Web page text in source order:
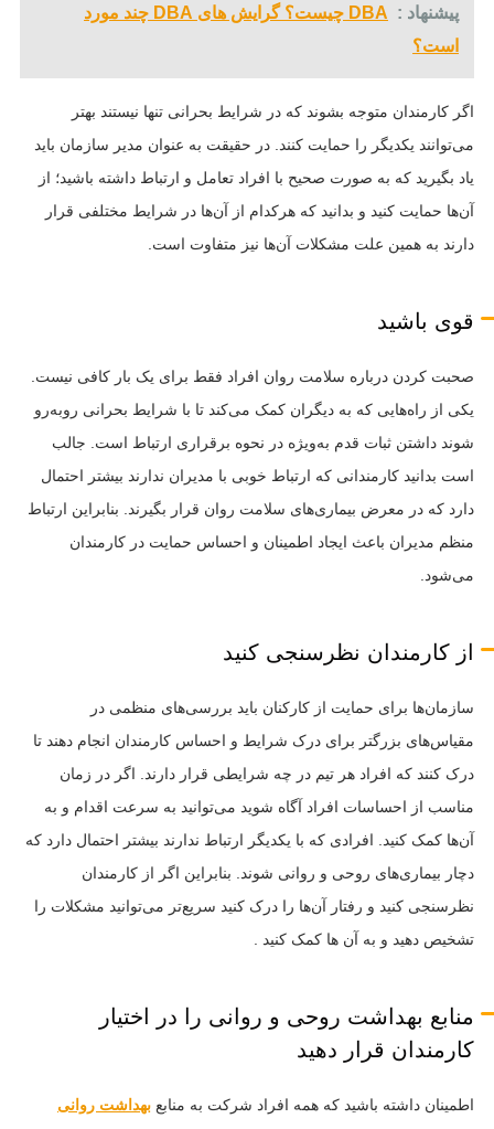
پیشنهاد :
DBA چیست؟ گرایش های DBA چند مورد
است؟
اگر کارمندان متوجه بشوند که در شرایط بحرانی تنها نیستند بهتر
می‌توانند یکدیگر را حمایت کنند. در حقیقت به عنوان مدیر سازمان باید
یاد بگیرید که به صورت صحیح با افراد تعامل و ارتباط داشته باشید؛ از
آن‌ها حمایت کنید و بدانید که هرکدام از آن‌ها در شرایط مختلفی‌ قرار
دارند به همین علت مشکلات آن‌ها نیز متفاوت است.
قوی باشید
صحبت کردن درباره سلامت روان افراد فقط برای یک بار کافی نیست.
یکی از راه‌هایی که به دیگران کمک می‌کند تا با شرایط بحرانی روبه‌رو
شوند داشتن ثبات قدم به‌ویژه در نحوه برقراری ارتباط است. جالب
است بدانید کارمندانی که ارتباط خوبی با مدیران ندارند بیشتر احتمال
دارد که در معرض بیماری‌های سلامت روان قرار بگیرند. بنابراین ارتباط
منظم مدیران باعث ایجاد اطمینان و احساس حمایت در کارمندان
می‌شود.
از کارمندان نظرسنجی کنید
سازمان‌ها برای حمایت از کارکنان باید بررسی‌های منظمی در
مقیاس‌های بزرگتر برای درک شرایط و احساس کارمندان انجام دهند تا
درک کنند که افراد هر تیم در چه شرایطی قرار دارند. اگر در زمان
مناسب از احساسات افراد آگاه شوید می‌توانید به سرعت اقدام و به
آن‌ها کمک کنید. افرادی که با یکدیگر ارتباط ندارند بیشتر احتمال دارد که
دچار بیماری‌های روحی و روانی شوند. بنابراین اگر از کارمندان
نظرسنجی کنید و رفتار آن‌ها را درک کنید سریع‌تر می‌توانید مشکلات را
تشخیص دهید و به آن ها کمک کنید .
منابع بهداشت روحی و روانی را در اختیار
کارمندان قرار دهید
اطمینان داشته باشید که همه افراد شرکت به منابع بهداشت روانی